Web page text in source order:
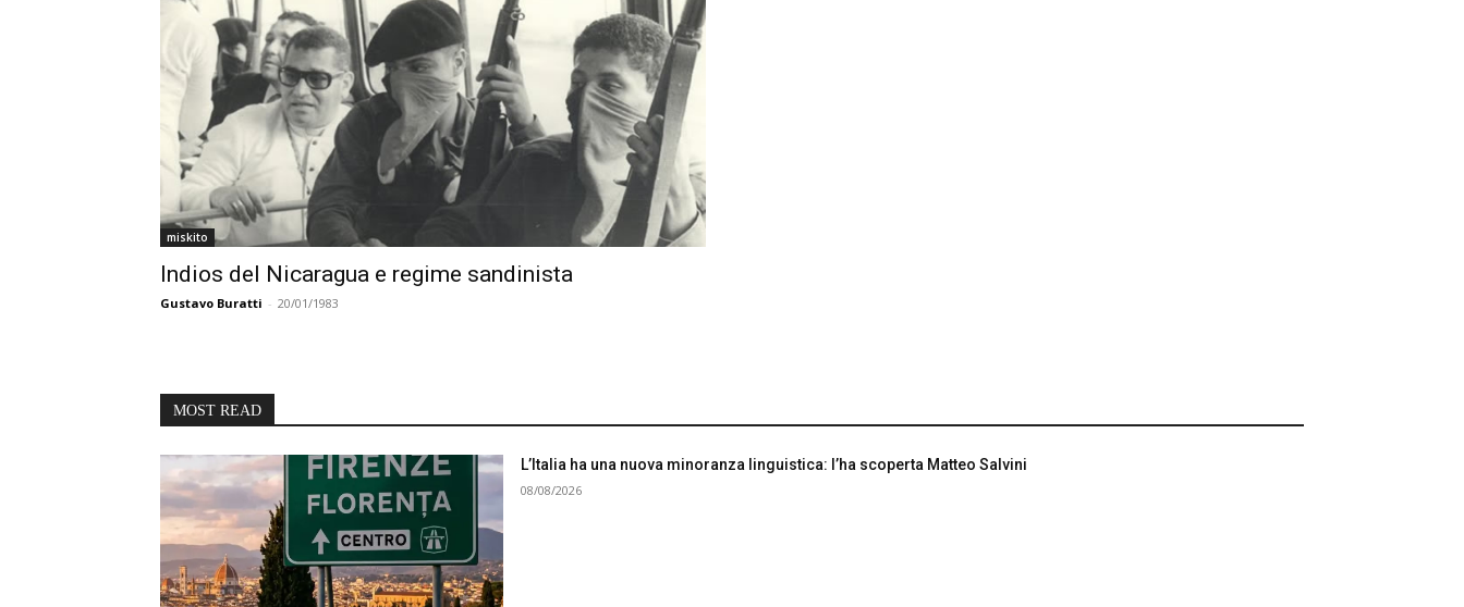
miskito
Indios del Nicaragua e regime sandinista
Gustavo Buratti - 20/01/1983
MOST READ
L’Italia ha una nuova minoranza linguistica: l’ha scoperta Matteo Salvini
08/08/2026